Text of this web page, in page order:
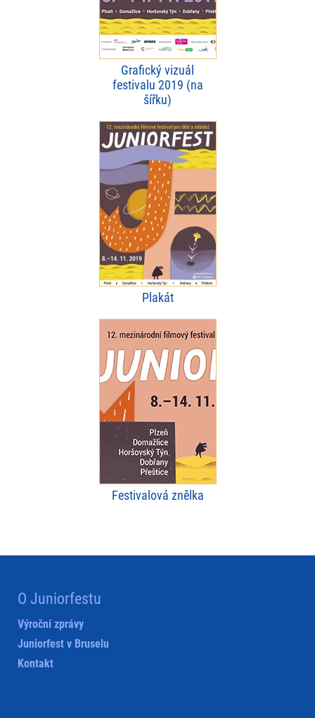
Grafický vizuál
festivalu 2019 (na
šířku)
Plakát
Festivalová znělka
O Juniorfestu
Výroční zprávy
Juniorfest v Bruselu
Kontakt